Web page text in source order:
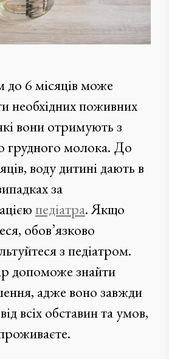
до 6 місяців може
необхідних поживних
вони отримують з
грудного молока. До
воду дитині дають в
за
педіатра. Якщо
обов’язково
з педіатром.
допоможе знайти
адже воно завжди
всіх обставин та умов,